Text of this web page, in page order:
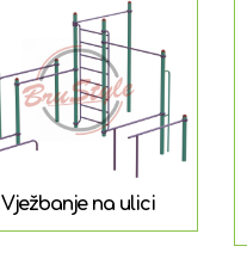
Vježbanje na ulici